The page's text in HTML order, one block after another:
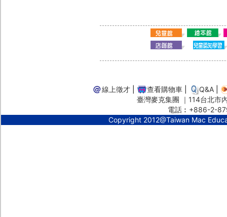
線上徵才 查看購物車 Q&A
臺灣麥克集團 ｜114台北
電話︰+886-2-
Copyright 2012@Taiwan Mac